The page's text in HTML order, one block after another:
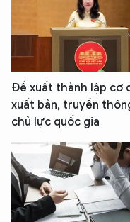
Đề xuất thành lập cơ
xuất bản, truyền
chủ lực quốc gia